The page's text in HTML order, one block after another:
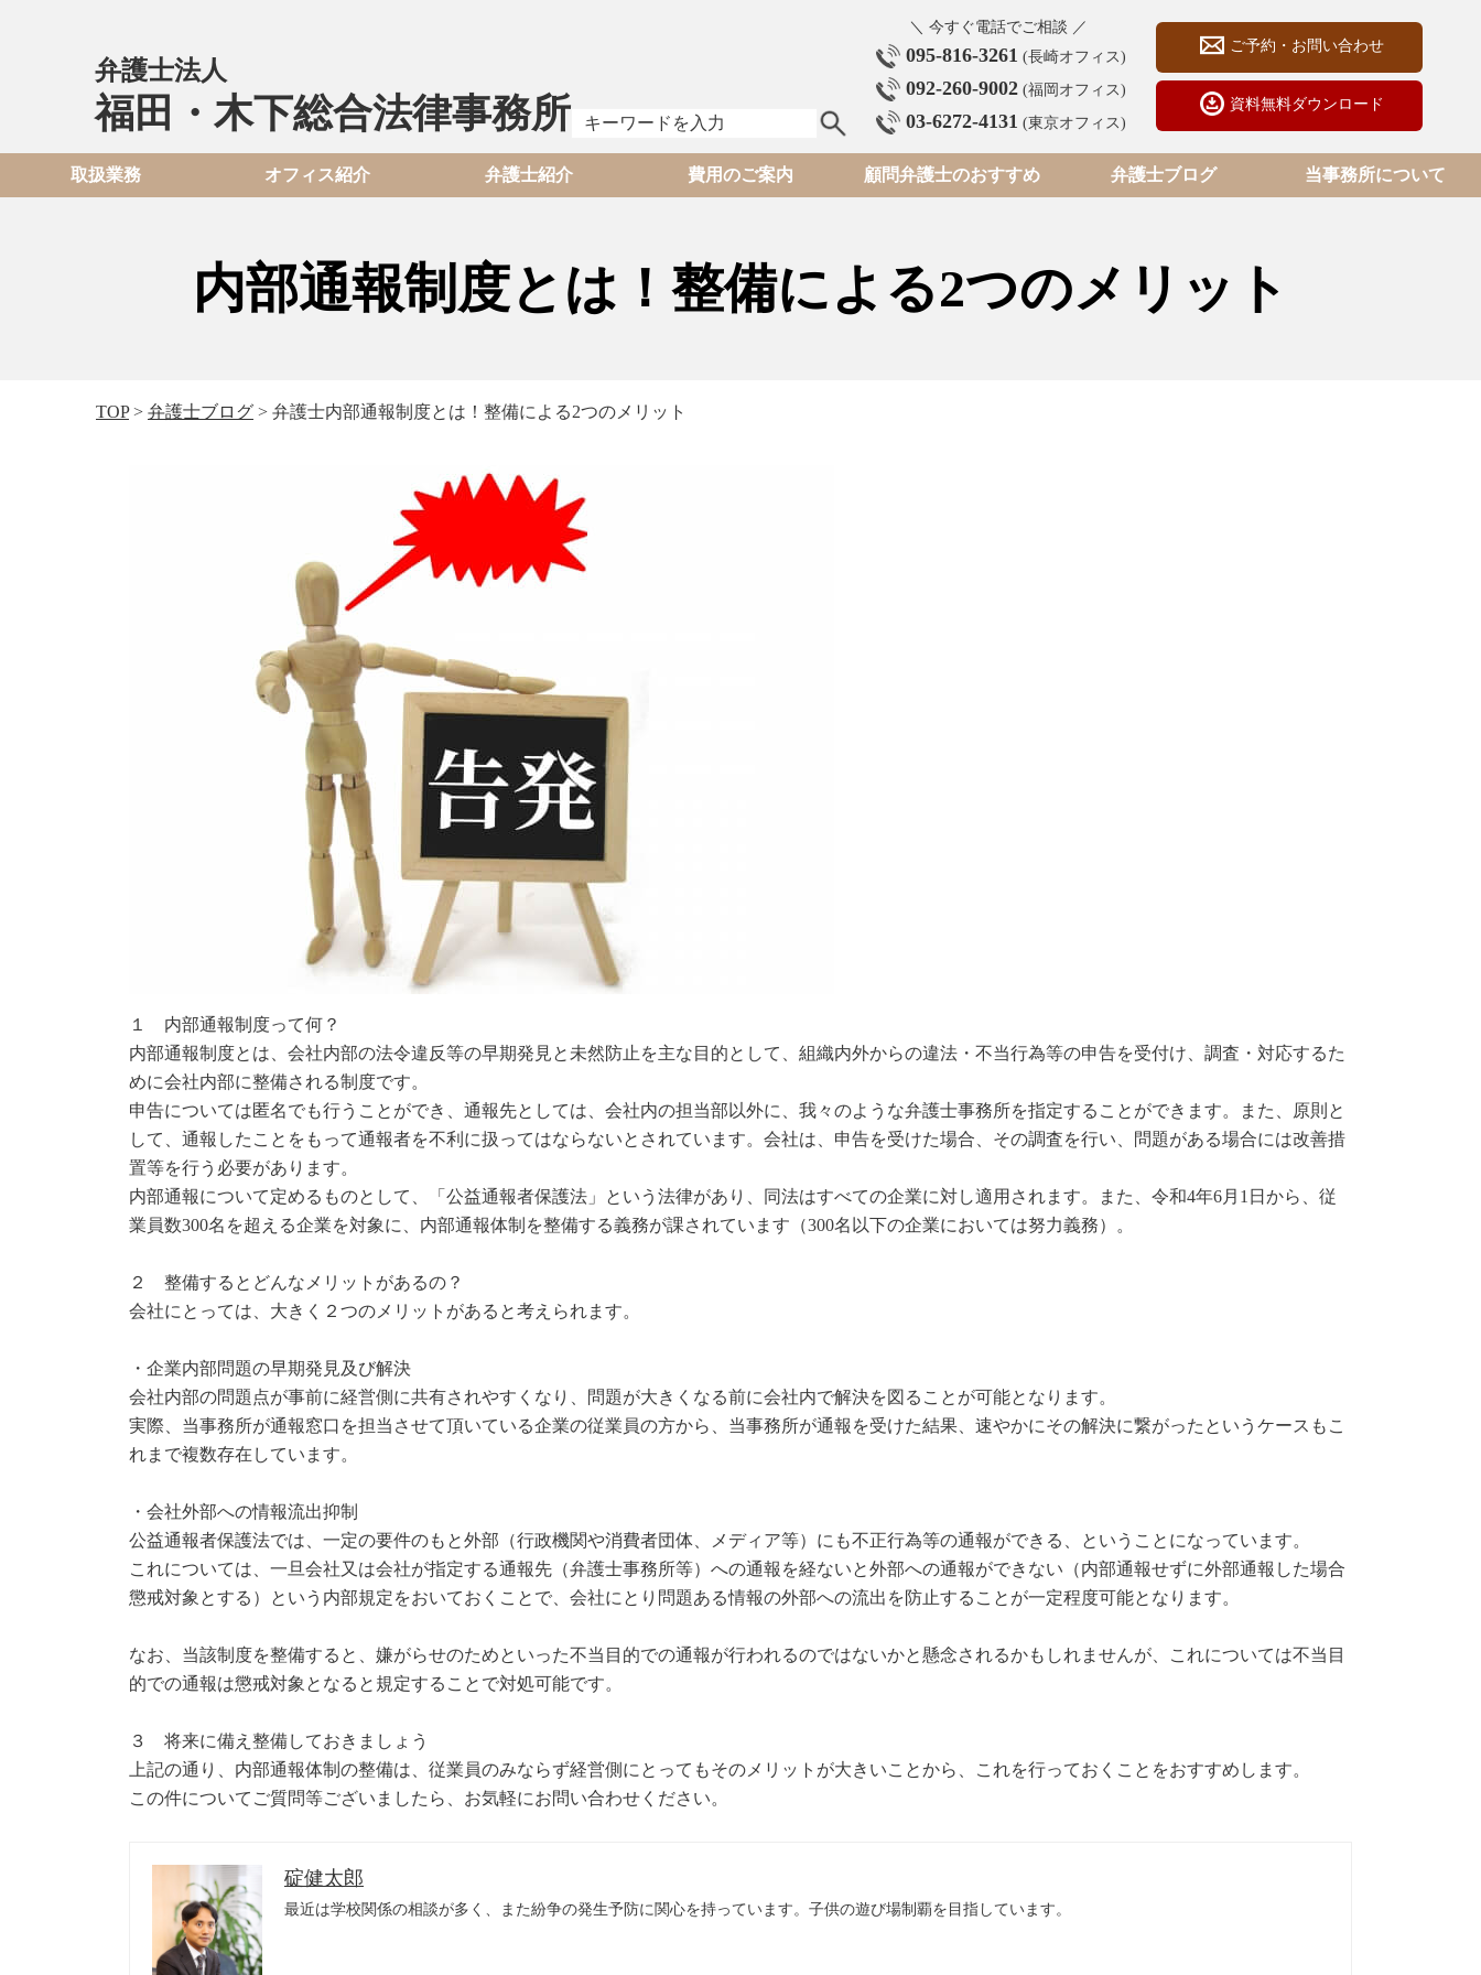
弁護士法人
福田・木下総合法律事務所
＼ 今すぐ電話でご相談 ／
095-816-3261 (長崎オフィス)
092-260-9002 (福岡オフィス)
03-6272-4131 (東京オフィス)
ご予約・お問い合わせ
資料無料ダウンロード
取扱業務 オフィス紹介 弁護士紹介 費用のご案内 顧問弁護士のおすすめ 弁護士ブログ 当事務所について
内部通報制度とは！整備による2つのメリット
TOP> 弁護士ブログ > 弁護士内部通報制度とは！整備による2つのメリット
１ 内部通報制度って何？
内部通報制度とは、会社内部の法令違反等の早期発見と未然防止を主な目的として、組織内外からの違法・不当行為等の申告を受付け、調査・対応するた
めに会社内部に整備される制度です。
申告については匿名でも行うことができ、通報先としては、会社内の担当部以外に、我々のような弁護士事務所を指定することができます。また、原則と
して、通報したことをもって通報者を不利に扱ってはならないとされています。会社は、申告を受けた場合、その調査を行い、問題がある場合には改善措
置等を行う必要があります。
内部通報について定めるものとして、「公益通報者保護法」という法律があり、同法はすべての企業に対し適用されます。また、令和4年6月1日から、従
業員数300名を超える企業を対象に、内部通報体制を整備する義務が課されています（300名以下の企業においては努力義務）。
２ 整備するとどんなメリットがあるの？
会社にとっては、大きく２つのメリットがあると考えられます。
・企業内部問題の早期発見及び解決
会社内部の問題点が事前に経営側に共有されやすくなり、問題が大きくなる前に会社内で解決を図ることが可能となります。
実際、当事務所が通報窓口を担当させて頂いている企業の従業員の方から、当事務所が通報を受けた結果、速やかにその解決に繋がったというケースもこ
れまで複数存在しています。
・会社外部への情報流出抑制
公益通報者保護法では、一定の要件のもと外部（行政機関や消費者団体、メディア等）にも不正行為等の通報ができる、ということになっています。
これについては、一旦会社又は会社が指定する通報先（弁護士事務所等）への通報を経ないと外部への通報ができない（内部通報せずに外部通報した場合
懲戒対象とする）という内部規定をおいておくことで、会社にとり問題ある情報の外部への流出を防止することが一定程度可能となります。
なお、当該制度を整備すると、嫌がらせのためといった不当目的での通報が行われるのではないかと懸念されるかもしれませんが、これについては不当目
的での通報は懲戒対象となると規定することで対処可能です。
３ 将来に備え整備しておきましょう
上記の通り、内部通報体制の整備は、従業員のみならず経営側にとってもそのメリットが大きいことから、これを行っておくことをおすすめします。
この件についてご質問等ございましたら、お気軽にお問い合わせください。
碇健太郎
最近は学校関係の相談が多く、また紛争の発生予防に関心を持っています。子供の遊び場制覇を目指しています。